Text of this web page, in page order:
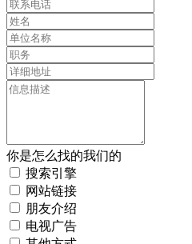
你是怎么找的我们的
搜索引擎
网站链接
朋友介绍
电视广告